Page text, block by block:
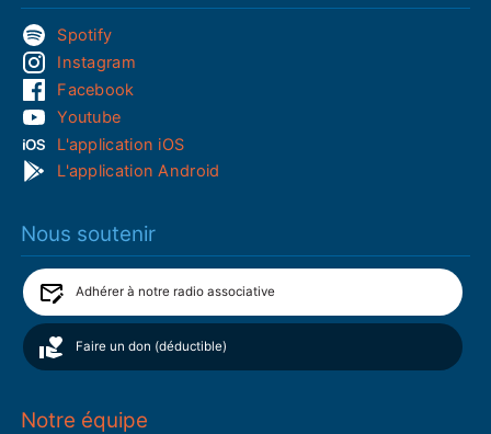
Spotify
Instagram
Facebook
Youtube
L'application iOS
L'application Android
Nous soutenir
Adhérer à notre radio associative
Faire un don (déductible)
Notre équipe